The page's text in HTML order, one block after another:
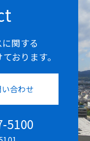
関する
おります。
合わせ
5100